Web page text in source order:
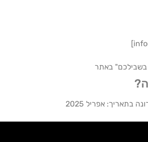
]
בשבילכם" באתר
אפריל 2025